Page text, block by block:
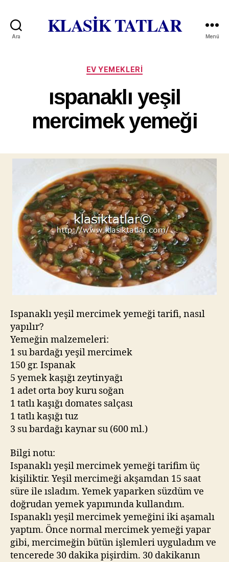
Ara KLASİK TATLAR Menü
Kategoriler
EV YEMEKLERI
ıspanaklı yeşil
mercimek yemeği
Ispanaklı yeşil mercimek yemeği tarifi, nasıl
yapılır?
Yemeğin malzemeleri:
1 su bardağı yeşil mercimek
150 gr. Ispanak
5 yemek kaşığı zeytinyağı
1 adet orta boy kuru soğan
1 tatlı kaşığı domates salçası
1 tatlı kaşığı tuz
3 su bardağı kaynar su (600 ml.)
Bilgi notu:
Ispanaklı yeşil mercimek yemeği tarifim üç
kişiliktir. Yeşil mercimeği akşamdan 15 saat
süre ile ısladım. Yemek yaparken süzdüm ve
doğrudan yemek yapımında kullandım.
Ispanaklı yeşil mercimek yemeğini iki aşamalı
yaptım. Önce normal mercimek yemeği yapar
gibi, mercimeğin bütün işlemleri uyguladım ve
tencerede 30 dakika pişirdim. 30 dakikanın